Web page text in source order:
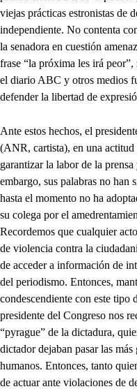
viejas prácticas estronistas de
independiente. No contenta
la senadora en cuestión
frase “la próxima les irá
el diario ABC y otros medios
defender la libertad de
Ante estos hechos, el
(ANR, cartista), en una
garantizar la labor de la
embargo, sus palabras no han
hasta el momento no ha
su colega por el
Recordemos que cualquier
de violencia contra la
de acceder a información de
del periodismo. Entonces,
condescendiente con este tipo
presidente del Congreso nos
“pyrague” de la dictadura,
dictador dejaban pasar las
humanos. Entonces, tanto
de actuar ante violaciones de